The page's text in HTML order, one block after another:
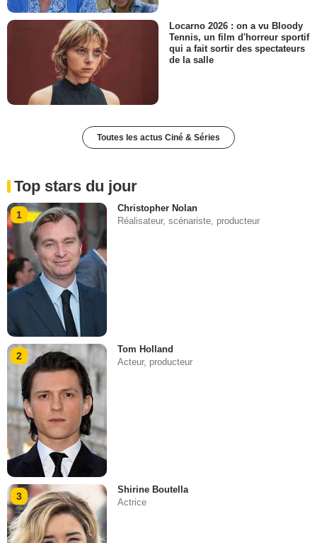
Locarno 2026 : on a vu Bloody
Tennis, un film d'horreur sportif
qui a fait sortir des spectateurs
de la salle
Toutes les actus Ciné & Séries
Top stars du jour
1
Christopher Nolan
Réalisateur, scénariste, producteur
2
Tom Holland
Acteur, producteur
3
Shirine Boutella
Actrice